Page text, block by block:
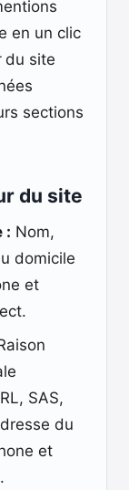
en un clic
du site
sections
du site
: Nom,
domicile
et
SAS,
du
et